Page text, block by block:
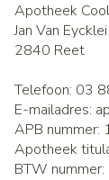
Apotheek
Jan Van
2840 Reet
Telefoon: 03
E-mailadres:
APB nummer:
Apotheek
BTW nummer: